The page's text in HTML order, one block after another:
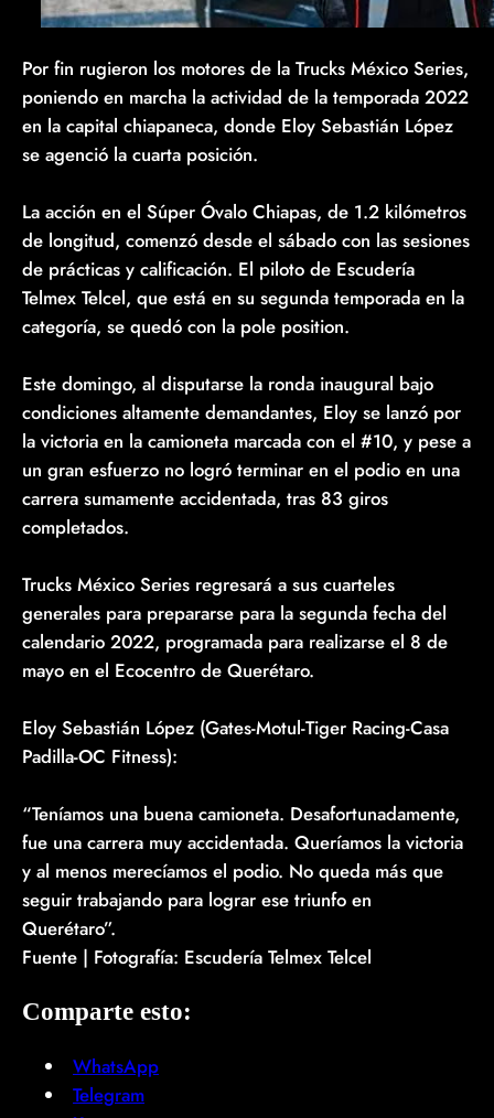
Por fin rugieron los motores de la Trucks México Series,
poniendo en marcha la actividad de la temporada 2022
en la capital chiapaneca, donde Eloy Sebastián López
se agenció la cuarta posición.
La acción en el Súper Óvalo Chiapas, de 1.2 kilómetros
de longitud, comenzó desde el sábado con las sesiones
de prácticas y calificación. El piloto de Escudería
Telmex Telcel, que está en su segunda temporada en la
categoría, se quedó con la pole position.
Este domingo, al disputarse la ronda inaugural bajo
condiciones altamente demandantes, Eloy se lanzó por
la victoria en la camioneta marcada con el #10, y pese a
un gran esfuerzo no logró terminar en el podio en una
carrera sumamente accidentada, tras 83 giros
completados.
Trucks México Series regresará a sus cuarteles
generales para prepararse para la segunda fecha del
calendario 2022, programada para realizarse el 8 de
mayo en el Ecocentro de Querétaro.
Eloy Sebastián López (Gates-Motul-Tiger Racing-Casa
Padilla-OC Fitness):
“Teníamos una buena camioneta. Desafortunadamente,
fue una carrera muy accidentada. Queríamos la victoria
y al menos merecíamos el podio. No queda más que
seguir trabajando para lograr ese triunfo en
Querétaro”.
Fuente | Fotografía: Escudería Telmex Telcel
Comparte esto:
WhatsApp
Telegram